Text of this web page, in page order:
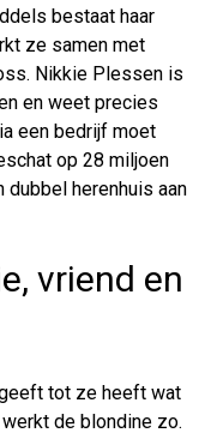
bestaat haar
ze samen met
Nikkie Plessen is
en weet precies
een bedrijf moet
op 28 miljoen
herenhuis aan
vriend en
tot ze heeft wat
de blondine zo.